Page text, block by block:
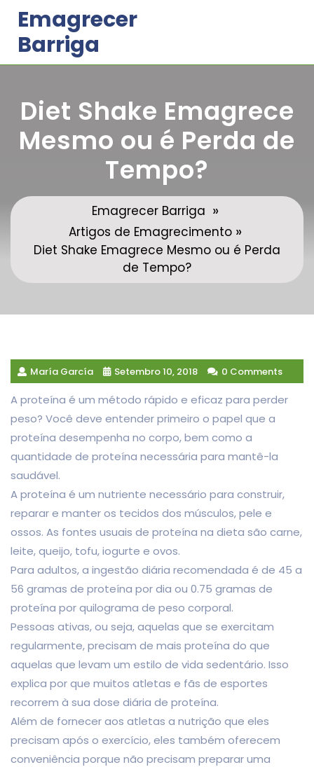
content
Emagrecer
Barriga
Diet Shake Emagrece
Mesmo ou é Perda de
Tempo?
Emagrecer Barriga »
Artigos de Emagrecimento »
Diet Shake Emagrece Mesmo ou é Perda
de Tempo?
María García Setembro 10, 2018 0 Comments
A proteína é um método rápido e eficaz para perder
peso? Você deve entender primeiro o papel que a
proteína desempenha no corpo, bem como a
quantidade de proteína necessária para mantê-la
saudável.
A proteína é um nutriente necessário para construir,
reparar e manter os tecidos dos músculos, pele e
ossos. As fontes usuais de proteína na dieta são carne,
leite, queijo, tofu, iogurte e ovos.
Para adultos, a ingestão diária recomendada é de 45 a
56 gramas de proteína por dia ou 0.75 gramas de
proteína por quilograma de peso corporal.
Pessoas ativas, ou seja, aquelas que se exercitam
regularmente, precisam de mais proteína do que
aquelas que levam um estilo de vida sedentário. Isso
explica por que muitos atletas e fãs de esportes
recorrem à sua dose diária de proteína.
Além de fornecer aos atletas a nutrição que eles
precisam após o exercício, eles também oferecem
conveniência porque não precisam preparar uma